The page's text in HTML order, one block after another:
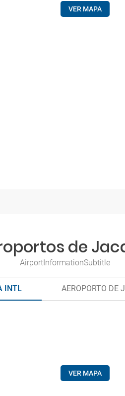
VER MAPA
de
AirportInformationSubtitle
INTL AEROPORTO DE
VER MAPA